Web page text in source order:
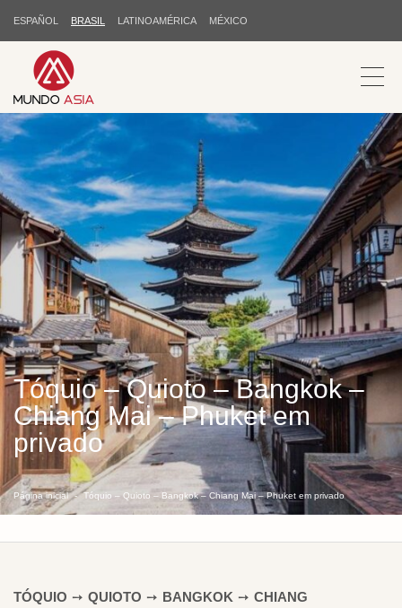
ESPAÑOL BRASIL LATINOAMÉRICA MÉXICO
Tóquio – Quioto – Bangkok –
Chiang Mai – Phuket em
privado
Página inicial Tóquio – Quioto – Bangkok – Chiang Mai – Phuket em privado
TÓQUIO ➙ QUIOTO ➙ BANGKOK ➙ CHIANG